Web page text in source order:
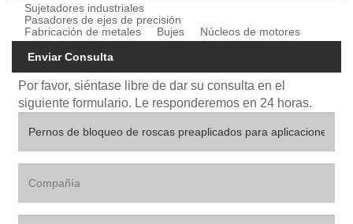
Sujetadores industriales
Pasadores de ejes de precisión
Fabricación de metales
Bujes Núcleos de motores
Enviar Consulta
Por favor, siéntase libre de dar su consulta en el
siguiente formulario. Le responderemos en 24 horas.